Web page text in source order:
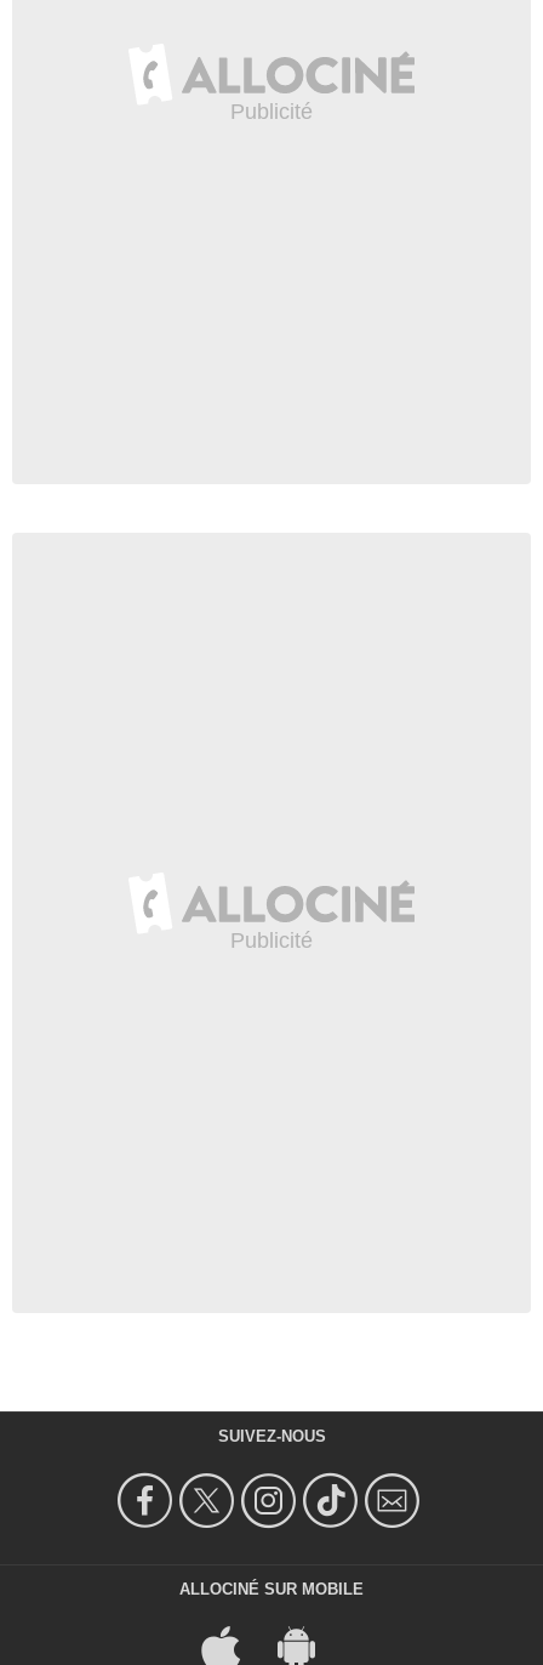
SUIVEZ-NOUS
ALLOCINÉ SUR MOBILE